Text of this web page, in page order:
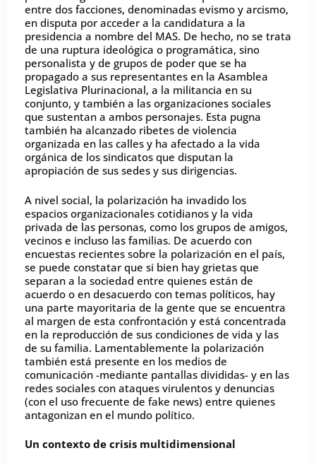
entre dos facciones, denominadas evismo y arcismo,
en disputa por acceder a la candidatura a la
presidencia a nombre del MAS. De hecho, no se trata
de una ruptura ideológica o programática, sino
personalista y de grupos de poder que se ha
propagado a sus representantes en la Asamblea
Legislativa Plurinacional, a la militancia en su
conjunto, y también a las organizaciones sociales
que sustentan a ambos personajes. Esta pugna
también ha alcanzado ribetes de violencia
organizada en las calles y ha afectado a la vida
orgánica de los sindicatos que disputan la
apropiación de sus sedes y sus dirigencias.
A nivel social, la polarización ha invadido los
espacios organizacionales cotidianos y la vida
privada de las personas, como los grupos de amigos,
vecinos e incluso las familias. De acuerdo con
encuestas recientes sobre la polarización en el país,
se puede constatar que si bien hay grietas que
separan a la sociedad entre quienes están de
acuerdo o en desacuerdo con temas políticos, hay
una parte mayoritaria de la gente que se encuentra
al margen de esta confrontación y está concentrada
en la reproducción de sus condiciones de vida y las
de su familia. Lamentablemente la polarización
también está presente en los medios de
comunicación -mediante pantallas divididas- y en las
redes sociales con ataques virulentos y denuncias
(con el uso frecuente de fake news) entre quienes
antagonizan en el mundo político.
Un contexto de crisis multidimensional